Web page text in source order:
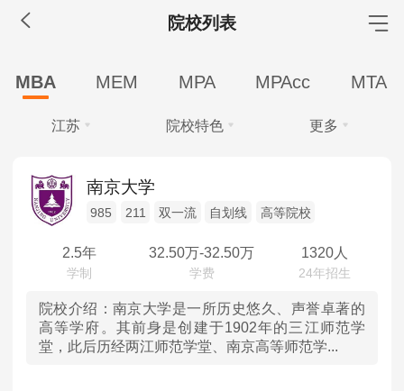
院校列表
院校库
考试真题
招生简章
MEM工程管理
院校库 考试报名 招生政策 学制学费
考试真题
报考经验 招生简章
院校库 考试报名 招生政策 学制学费
报名流程
MBA MEM MPA MPAcc MTA
江苏
北京
河北
山西
院校特色
985
双一流
自划线
更多
全部
全部 2年 2.5年 3年
学习方式
南京大学
985 211 双一流 自划线 高等院校
2.5年 32.50万-32.50万 1320人
院校介绍： 南京大学是一所历史悠久、声誉卓著的
高等学府。其前身是创建于1902年的三江师范学
堂，此后历经两江师范学堂、南京高等师范学...